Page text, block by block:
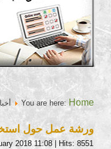
You are here: Home
ورشة عمل حول
2018 11:08| Hits: 8551